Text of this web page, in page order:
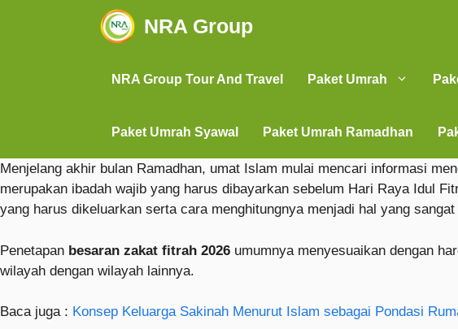
NRA Group
NRA Group Tour And Travel Paket Umrah
Paket Umrah Syawal Paket Umrah Ramadhan
Menjelang akhir bulan Ramadhan, umat Islam mulai mencari informasi
merupakan ibadah wajib yang harus dibayarkan sebelum Hari Raya Idul
yang harus dikeluarkan serta cara menghitungnya menjadi hal yang sangat
Penetapan besaran zakat fitrah 2026 umumnya menyesuaikan dengan
wilayah dengan wilayah lainnya.
Baca juga : Konsep Keluarga Sakinah Menurut Islam sebagai Pondasi